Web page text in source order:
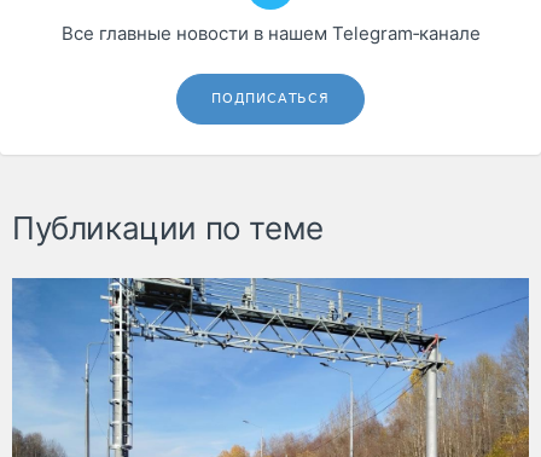
Все главные новости в нашем Telegram‑канале
ПОДПИСАТЬСЯ
Публикации по теме